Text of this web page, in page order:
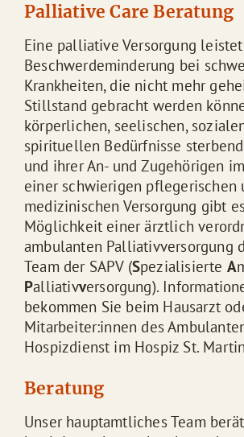
Palliative Care Beratung
Eine palliative Versorgung leistet
Beschwerdeminderung bei
Krankheiten, die nicht mehr
Stillstand gebracht werden
körperlichen, seelischen,
spirituellen Bedürfnisse
und ihrer An- und Zugehörigen
einer schwierigen pflegerischen
medizinischen Versorgung gibt
Möglichkeit einer ärztlich
ambulanten Palliativversorgung
Team der SAPV (Spezialisierte A
Palliativversorgung).
bekommen Sie beim Hausarzt
Mitarbeiter:innen des
Hospizdienst im Hospiz St.
Beratung
Unser hauptamtliches Team